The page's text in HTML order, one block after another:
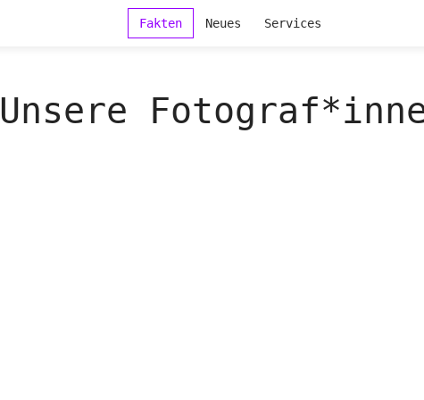
Fakten Neues Services
Unsere